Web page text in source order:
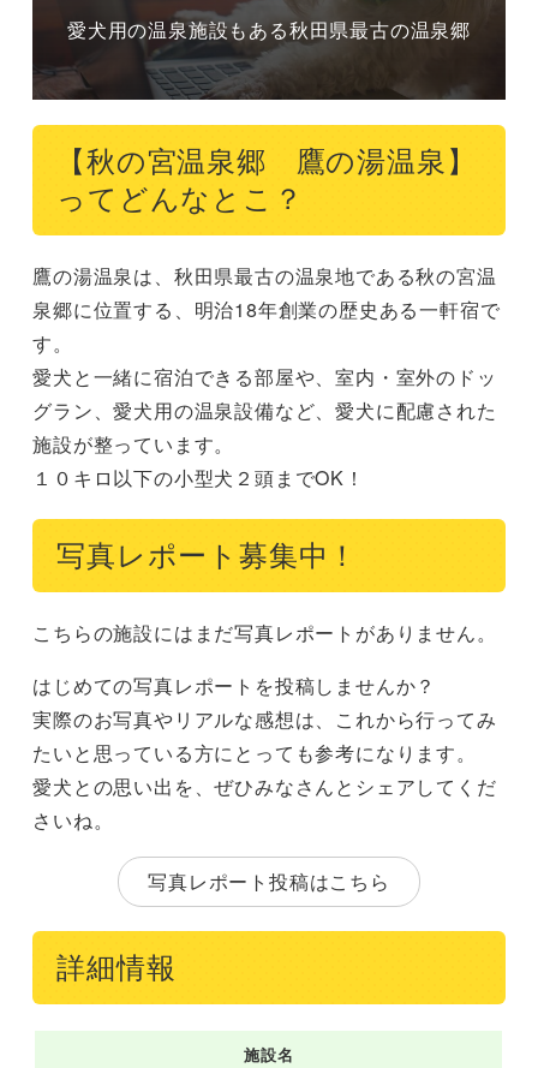
愛犬用の温泉施設もある秋田県最古の温泉郷
【秋の宮温泉郷 鷹の湯温泉】
ってどんなとこ？
鷹の湯温泉は、秋田県最古の温泉地である秋の宮温
泉郷に位置する、明治18年創業の歴史ある一軒宿で
す。
愛犬と一緒に宿泊できる部屋や、室内・室外のドッ
グラン、愛犬用の温泉設備など、愛犬に配慮された
施設が整っています。
１０キロ以下の小型犬２頭までOK！
写真レポート募集中！
こちらの施設にはまだ写真レポートがありません。
はじめての写真レポートを投稿しませんか？
実際のお写真やリアルな感想は、これから行ってみ
たいと思っている方にとっても参考になります。
愛犬との思い出を、ぜひみなさんとシェアしてくだ
さいね。
写真レポート投稿はこちら
詳細情報
施設名